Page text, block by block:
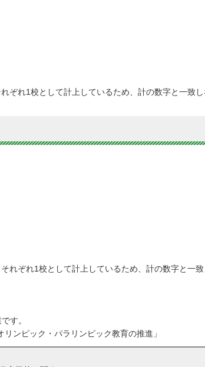
ぞれ1校として計上しているため、計の数字と一致
れぞれ1校として計上しているため、計の数字と一
す。
ンピック・パラリンピック教育の推進」